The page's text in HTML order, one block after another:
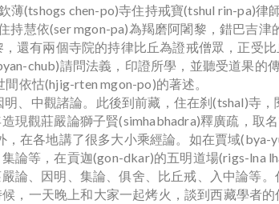
(tshogs chen-po)寺住持戒寶(tshul rin-pa)律
持慧依(ser mgon-pa)為羯磨阿闍黎，錯巴吉津
還有兩個寺院的持律比丘為證戒僧眾，正受比
chub)請問法義，印證所學，並聽受道果的
依怙(hjig-rten mgon-po)的著述。
中觀諸論。此後到前藏，住在刹(tshal)寺，
現觀莊嚴論獅子賢(simhabhadra)釋廣疏，取
，在各地講了很多大小乘經論。如在賈域(bya-
論等，在貢迦(gon-dkar)的五明道場(rigs-lna
論、因明、集論、俱舍、比丘戒、入中論等。
，一天晚上和大家一起烤火，談到西藏學者的